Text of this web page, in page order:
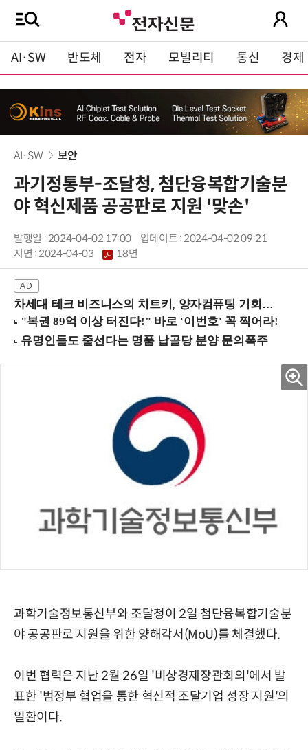
AI·SW 반도체 전자 모빌리티 통신 경제
AI·SW 보안
과기정통부-조달청, 첨단융복합기술분
야 혁신제품 공공판로 지원 '맞손'
발행일 : 2024-04-02 17:00
업데이트 : 2024-04-02 09:21
지면 :2024-04-03 18면
차세대 테크 비즈니스의 치트키, 양자컴퓨팅 기회를 선점하라! (8/28 강남역)
과학기술정보통신부와 조달청이 2일 첨단융복합기술분
야 공공판로 지원을 위한 양해각서(MoU)를 체결했다.
이번 협력은 지난 2월 26일 '비상경제장관회의'에서 발
표한 '범정부 협업을 통한 혁신적 조달기업 성장 지원'의
일환이다.